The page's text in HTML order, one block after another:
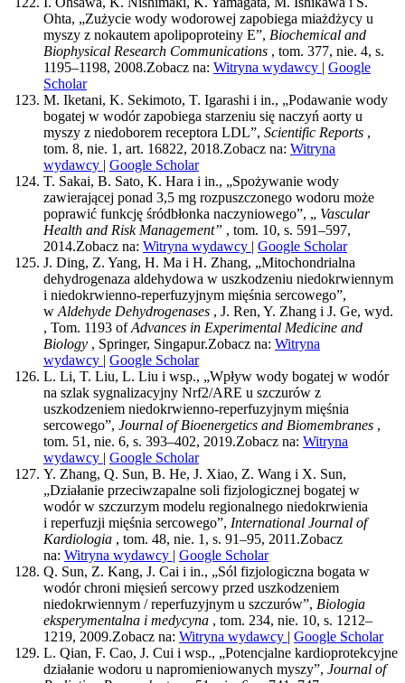
Ohta, „Zużycie wody wodorowej zapobiega miażdżycy u
myszy z nokautem apolipoproteiny E”, Biochemical and
Biophysical Research Communications , tom. 377, nie. 4, s.
1195–1198, 2008.Zobacz na: Witryna wydawcy | Google
Scholar
M. Iketani, K. Sekimoto, T. Igarashi i in., „Podawanie wody
bogatej w wodór zapobiega starzeniu się naczyń aorty u
myszy z niedoborem receptora LDL”, Scientific Reports ,
tom. 8, nie. 1, art. 16822, 2018.Zobacz na: Witryna
wydawcy | Google Scholar
T. Sakai, B. Sato, K. Hara i in., „Spożywanie wody
zawierającej ponad 3,5 mg rozpuszczonego wodoru może
poprawić funkcję śródbłonka naczyniowego”, „ Vascular
Health and Risk Management” , tom. 10, s. 591–597,
2014.Zobacz na: Witryna wydawcy | Google Scholar
J. Ding, Z. Yang, H. Ma i H. Zhang, „Mitochondrialna
dehydrogenaza aldehydowa w uszkodzeniu niedokrwiennym
i niedokrwienno-reperfuzyjnym mięśnia sercowego”,
w Aldehyde Dehydrogenases , J. Ren, Y. Zhang i J. Ge, wyd.
, Tom. 1193 ofAdvances in Experimental Medicine and
Biology , Springer, Singapur.Zobacz na: Witryna
wydawcy | Google Scholar
L. Li, T. Liu, L. Liu i wsp., „Wpływ wody bogatej w wodór
na szlak sygnalizacyjny Nrf2/ARE u szczurów z
uszkodzeniem niedokrwienno-reperfuzyjnym mięśnia
sercowego”, Journal of Bioenergetics and Biomembranes ,
tom. 51, nie. 6, s. 393–402, 2019.Zobacz na: Witryna
wydawcy | Google Scholar
Y. Zhang, Q. Sun, B. He, J. Xiao, Z. Wang i X. Sun,
„Działanie przeciwzapalne soli fizjologicznej bogatej w
wodór w szczurzym modelu regionalnego niedokrwienia
i reperfuzji mięśnia sercowego”, International Journal of
Kardiologia , tom. 48, nie. 1, s. 91–95, 2011.Zobacz
na: Witryna wydawcy | Google Scholar
Q. Sun, Z. Kang, J. Cai i in., „Sól fizjologiczna bogata w
wodór chroni mięsień sercowy przed uszkodzeniem
niedokrwiennym / reperfuzyjnym u szczurów”, Biologia
eksperymentalna i medycyna , tom. 234, nie. 10, s. 1212–
1219, 2009.Zobacz na: Witryna wydawcy | Google Scholar
L. Qian, F. Cao, J. Cui i wsp., „Potencjalne kardioprotekcyjne
działanie wodoru u napromieniowanych myszy”, Journal of